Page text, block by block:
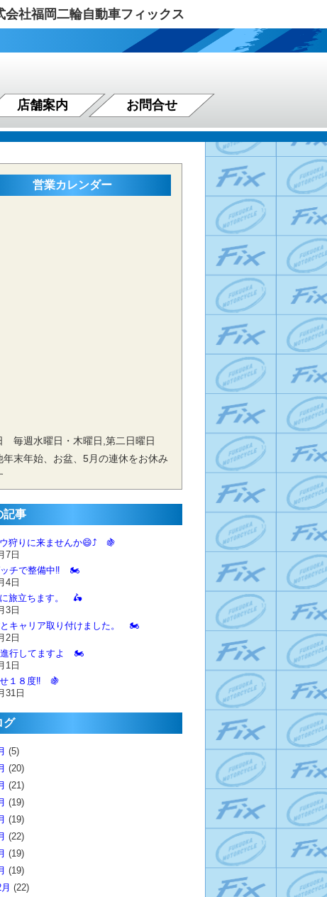
社福岡二輪自動車フィックス
店舗案内 お問合せ
営業カレンダー
毎週水曜日・木曜日,第二日曜日
年末年始、お盆、5月の連休をお休み
記事
狩りに来ませんか😄⤴️ 🍇
7日
チで整備中‼️ 🏍️
4日
旅立ちます。 🛵
3日
キャリア取り付けました。 🏍️
2日
行してますよ 🏍️
1日
１８度‼️ 🍇
31日
グ
(5)
(20)
(21)
(19)
(19)
(22)
(19)
(19)
(22)